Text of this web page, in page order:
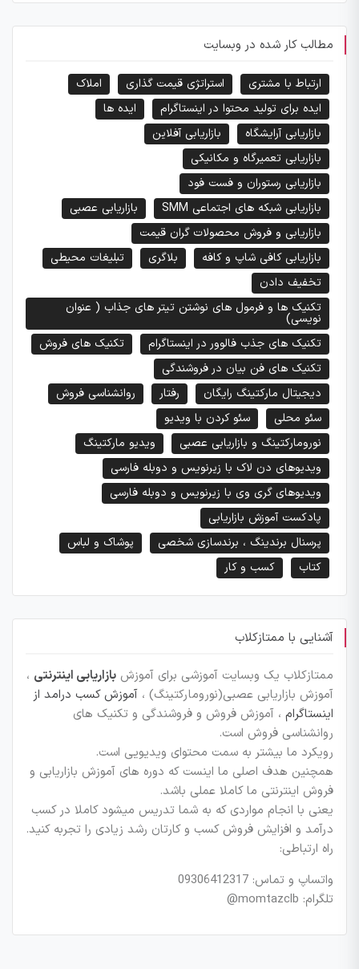
مطالب کار شده در وبسایت
ارتباط با مشتری استراتژی قیمت گذاری
املاک
ایده برای تولید محتوا در اینستاگرام
ایده ها
بازاریابی آرایشگاه
بازاریابی آفلاین
بازاریابی تعمیرگاه و مکانیکی
بازاریابی رستوران و فست فود
بازاریابی شبکه های اجتماعی SMM
بازاریابی عصبی
بازاریابی و فروش محصولات گران قیمت
بازاریابی کافی شاپ و کافه
بلاگری
تبلیغات محیطی
تخفیف دادن
تکنیک ها و فرمول های نوشتن تیتر های جذاب ( عنوان
نویسی)
تکنیک های جذب فالوور در اینستاگرام
تکنیک های فروش
تکنیک های فن بیان در فروشندگی
دیجیتال مارکتینگ رایگان
رفتار
روانشناسی فروش
سئو محلی
سئو کردن با ویدیو
نورومارکتینگ و بازاریابی عصبی
ویدیو مارکتینگ
ویدیوهای دن لاک با زیرنویس و دوبله فارسی
ویدیوهای گری وی با زیرنویس و دوبله فارسی
پادکست آموزش بازاریابی
پرسنال برندینگ ، برندسازی شخصی
پوشاک و لباس
کتاب
کسب و کار
آشنایی با ممتازکلاب
ممتازکلاب یک وبسایت آموزشی برای آموزش بازاریابی اینترنتی ،
آموزش بازاریابی عصبی(نورومارکتینگ) ، آموزش کسب درامد از
اینستاگرام ، آموزش فروش و فروشندگی و تکنیک های
روانشناسی فروش است.
رویکرد ما بیشتر به سمت محتوای ویدیویی است.
همچنین هدف اصلی ما اینست که دوره های آموزش بازاریابی و
فروش اینترنتی ما کاملا عملی باشد.
یعنی با انجام مواردی که به شما تدریس میشود کاملا در کسب
درآمد و افزایش فروش کسب و کارتان رشد زیادی را تجربه کنید.
راه ارتباطی:
واتساپ و تماس: 09306412317
تلگرام: momtazclb@